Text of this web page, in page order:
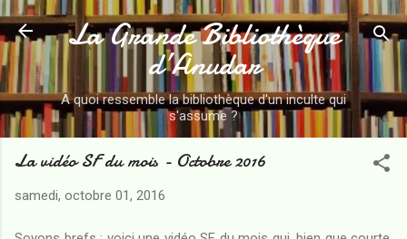
Accéder au contenu principal
La Grande Bibliothèque
d’Anudar
A quoi ressemble la bibliothèque d'un inculte qui
s'assume ?
La vidéo SF du mois - Octobre 2016
samedi, octobre 01, 2016